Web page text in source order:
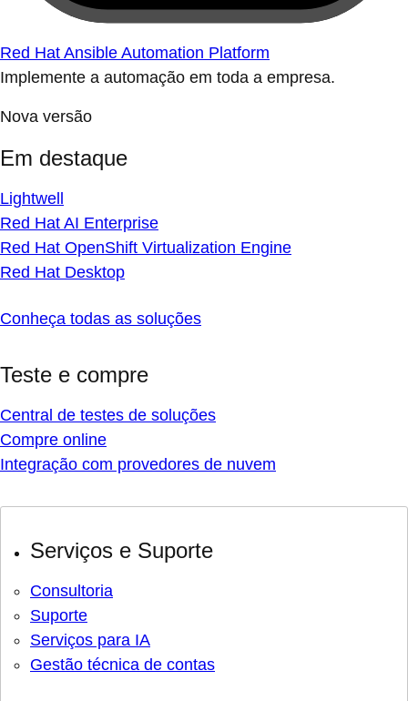
Red Hat Ansible Automation Platform
Implemente a automação em toda a empresa.
Nova versão
Em destaque
Lightwell
Red Hat AI Enterprise
Red Hat OpenShift Virtualization Engine
Red Hat Desktop
Conheça todas as soluções
Teste e compre
Central de testes de soluções
Compre online
Integração com provedores de nuvem
Serviços e Suporte
Consultoria
Suporte
Serviços para IA
Gestão técnica de contas